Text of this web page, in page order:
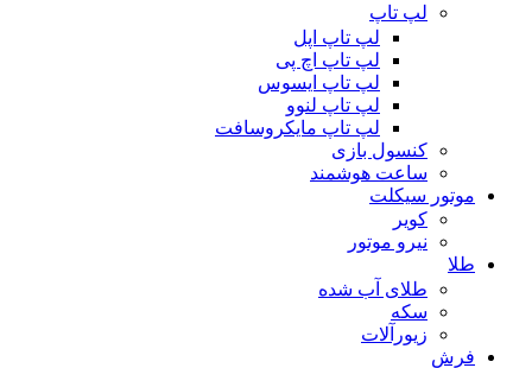
لپ تاپ
لپ تاپ اپل
لپ تاپ اچ پی
لپ تاپ ایسوس
لپ تاپ لنوو
لپ تاپ مایکروسافت
کنسول بازی
ساعت هوشمند
موتور سیکلت
کویر
نیرو موتور
طلا
طلای آب شده
سکه
زیورآلات
فرش